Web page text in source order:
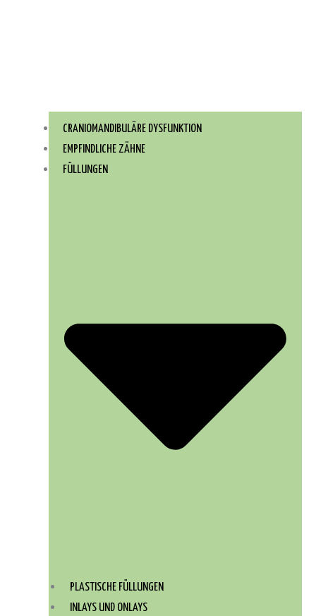
CRANIOMANDIBULÄRE DYSFUNKTION
EMPFINDLICHE ZÄHNE
FÜLLUNGEN
PLASTISCHE FÜLLUNGEN
INLAYS UND ONLAYS